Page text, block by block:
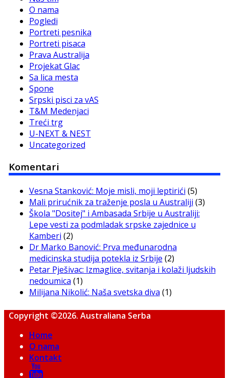
O nama
Pogledi
Portreti pesnika
Portreti pisaca
Prava Australija
Projekat Glac
Sa lica mesta
Spone
Srpski pisci za vAS
T&M Medenjaci
Treći trg
U-NEXT & NEST
Uncategorized
Komentari
Vesna Stanković: Moje misli, moji leptirići (5)
Mali prirućnik za traženje posla u Australiji (3)
Škola "Dositej" i Ambasada Srbije u Australiji:
Lepe vesti za podmladak srpske zajednice u
Kamberi (2)
Dr Marko Banović: Prva međunarodna
medicinska studija potekla iz Srbije (2)
Petar Pješivac: Izmaglice, svitanja i kolaži ljudskih
nedoumica (1)
Milijana Nikolić: Naša svetska diva (1)
Copyright ©2026. Australiana Serba
Home
O nama
Kontakt